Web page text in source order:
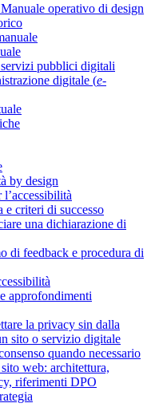
operativo di design
pubblici digitali
digitale (e-
by design
e criteri di successo
una dichiarazione di
di feedback e procedura di
approfondimenti
la privacy sin dalla
sito o servizio digitale
quando necessario
web: architettura,
riferimenti DPO